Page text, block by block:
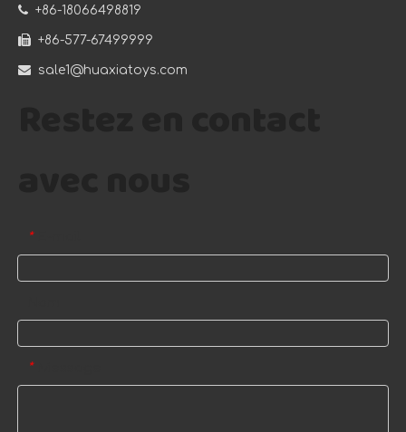
 +86-18066498819
 +86-577-67499999
 sale1@huaxiatoys.com
*
*